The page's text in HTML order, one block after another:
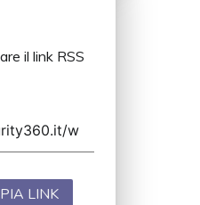
il link RSS
LINK